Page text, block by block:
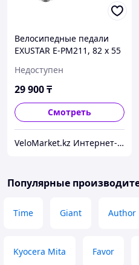
Велосипедные педали
EXUSTAR E-PM211, 82 x 55
Недоступен
29 900₸
Смотреть
VeloMarket.kz Интернет-магазин
Популярные
Time Giant Author
Kyocera Mita Favor